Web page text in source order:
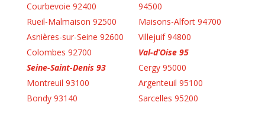
Courbevoie 92400
Rueil-Malmaison 92500
Asnières-sur-Seine 92600
Colombes 92700
Seine-Saint-Denis 93
Montreuil 93100
Bondy 93140
94500
Maisons-Alfort 94700
Villejuif 94800
Val-d’Oise 95
Cergy 95000
Argenteuil 95100
Sarcelles 95200